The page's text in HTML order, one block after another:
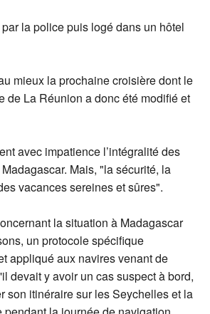
la police puis logé dans un hôtel
mieux la prochaine croisière dont le
de La Réunion a donc été modifié et
avec impatience l’intégralité des
Mais, "la sécurité, la
vacances sereines et sûres".
la situation à Madagascar
un protocole spécifique
appliqué aux navires venant de
devait y avoir un cas suspect à bord,
son itinéraire sur les Seychelles et la